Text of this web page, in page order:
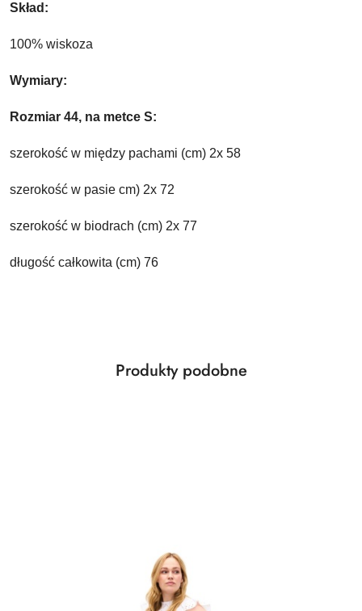
Skład:
100% wiskoza
Wymiary:
Rozmiar 44, na metce S:
szerokość w między pachami (cm) 2x 58
szerokość w pasie cm) 2x 72
szerokość w biodrach (cm) 2x 77
długość całkowita (cm) 76
Pomiń karuzelę produktów
Produkty
Produkty podobne